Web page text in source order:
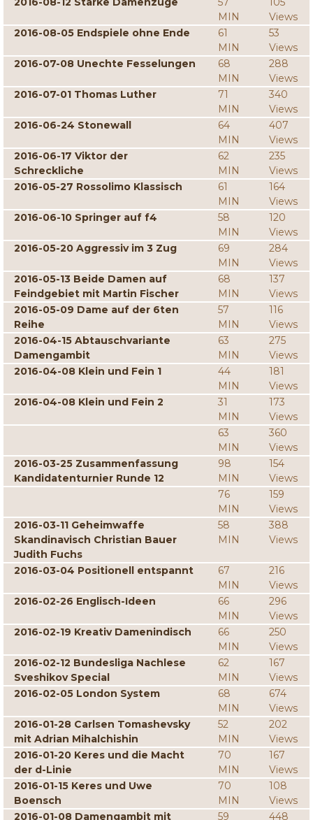
MIN
Views
2016-08-05 Endspiele ohne Ende
61
MIN
53
Views
2016-07-08 Unechte Fesselungen
68
MIN
288
Views
2016-07-01 Thomas Luther
71
MIN
340
Views
2016-06-24 Stonewall
64
MIN
407
Views
2016-06-17 Viktor der
Schreckliche
62
MIN
235
Views
2016-05-27 Rossolimo Klassisch
61
MIN
164
Views
2016-06-10 Springer auf f4
58
MIN
120
Views
2016-05-20 Aggressiv im 3 Zug
69
MIN
284
Views
2016-05-13 Beide Damen auf
Feindgebiet mit Martin Fischer
68
MIN
137
Views
2016-05-09 Dame auf der 6ten
Reihe
57
MIN
116
Views
2016-04-15 Abtauschvariante
Damengambit
63
MIN
275
Views
2016-04-08 Klein und Fein 1
44
MIN
181
Views
2016-04-08 Klein und Fein 2
31
MIN
173
Views
63
MIN
360
Views
2016-03-25 Zusammenfassung
Kandidatenturnier Runde 12
98
MIN
154
Views
76
MIN
159
Views
2016-03-11 Geheimwaffe
Skandinavisch Christian Bauer
Judith Fuchs
58
MIN
388
Views
2016-03-04 Positionell entspannt
67
MIN
216
Views
2016-02-26 Englisch-Ideen
66
MIN
296
Views
2016-02-19 Kreativ Damenindisch
66
MIN
250
Views
2016-02-12 Bundesliga Nachlese
Sveshikov Special
62
MIN
167
Views
2016-02-05 London System
68
MIN
674
Views
2016-01-28 Carlsen Tomashevsky
mit Adrian Mihalchishin
52
MIN
202
Views
2016-01-20 Keres und die Macht
der d-Linie
70
MIN
167
Views
2016-01-15 Keres und Uwe
Boensch
70
MIN
108
Views
2016-01-08 Damengambit mit
59 448